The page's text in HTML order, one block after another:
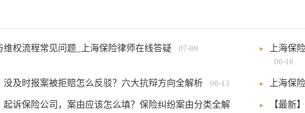
维权流程常见问题_上海保险律师在线答疑 07-09 上海保
06-16
没及时报案被拒赔怎么反驳？六大抗辩方向全解析 06-13 上海保
起诉保险公司，案由应该怎么填？保险纠纷案由分类全解 【最新